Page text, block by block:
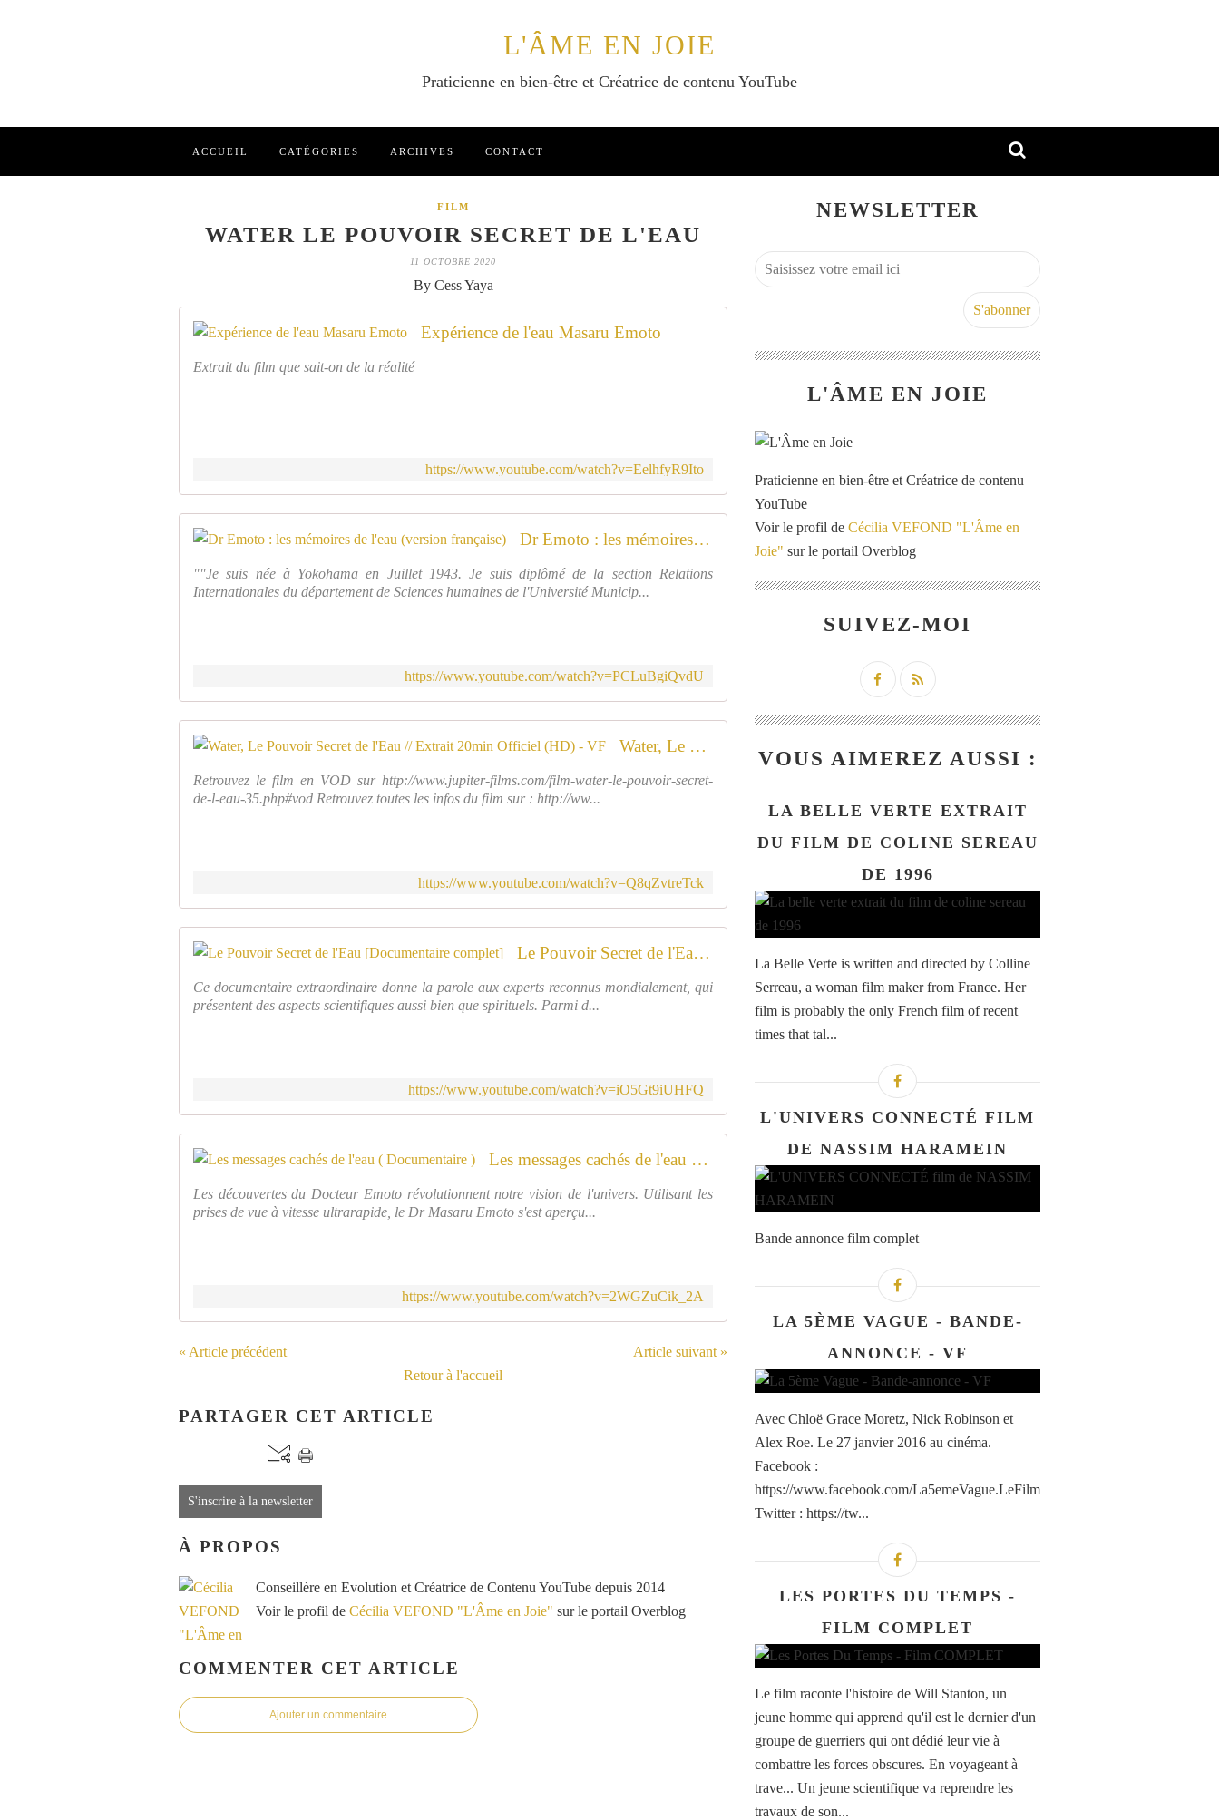
L'ÂME EN JOIE
Praticienne en bien-être et Créatrice de contenu YouTube
ACCUEIL CATÉGORIES ARCHIVES CONTACT
FILM
WATER LE POUVOIR SECRET DE L'EAU
11 OCTOBRE 2020
By Cess Yaya
Expérience de l'eau Masaru Emoto
Extrait du film que sait-on de la réalité
https://www.youtube.com/watch?v=EelhfyR9Ito
Dr Emoto : les mémoires de l'eau (version française)
""Je suis née à Yokohama en Juillet 1943. Je suis diplômé de la section Relations
Internationales du département de Sciences humaines de l'Université Municip...
https://www.youtube.com/watch?v=PCLuBgiQvdU
Water, Le Pouvoir Secret de l'Eau // Extrait 20min Officiel (HD) - VF
Retrouvez le film en VOD sur http://www.jupiter-films.com/film-water-le-pouvoir-secret-
de-l-eau-35.php#vod Retrouvez toutes les infos du film sur : http://ww...
https://www.youtube.com/watch?v=Q8qZvtreTck
Le Pouvoir Secret de l'Eau [Documentaire complet]
Ce documentaire extraordinaire donne la parole aux experts reconnus mondialement, qui
présentent des aspects scientifiques aussi bien que spirituels. Parmi d...
https://www.youtube.com/watch?v=iO5Gt9iUHFQ
Les messages cachés de l'eau ( Documentaire )
Les découvertes du Docteur Emoto révolutionnent notre vision de l'univers. Utilisant les
prises de vue à vitesse ultrarapide, le Dr Masaru Emoto s'est aperçu...
https://www.youtube.com/watch?v=2WGZuCik_2A
« Article précédent
Article suivant »
Retour à l'accueil
PARTAGER CET ARTICLE
S'inscrire à la newsletter
À PROPOS
Conseillère en Evolution et Créatrice de Contenu YouTube depuis 2014
Voir le profil de Cécilia VEFOND "L'Âme en Joie" sur le portail Overblog
COMMENTER CET ARTICLE
Ajouter un commentaire
NEWSLETTER
L'ÂME EN JOIE
Praticienne en bien-être et Créatrice de contenu
YouTube
Voir le profil de Cécilia VEFOND "L'Âme en
Joie" sur le portail Overblog
SUIVEZ-MOI
VOUS AIMEREZ AUSSI :
LA BELLE VERTE EXTRAIT
DU FILM DE COLINE SEREAU
DE 1996
La Belle Verte is written and directed by Colline
Serreau, a woman film maker from France. Her
film is probably the only French film of recent
times that tal...
L'UNIVERS CONNECTÉ FILM
DE NASSIM HARAMEIN
Bande annonce film complet
LA 5ÈME VAGUE - BANDE-
ANNONCE - VF
Avec Chloë Grace Moretz, Nick Robinson et
Alex Roe. Le 27 janvier 2016 au cinéma.
Facebook :
https://www.facebook.com/La5emeVague.LeFilm
Twitter : https://tw...
LES PORTES DU TEMPS -
FILM COMPLET
Le film raconte l'histoire de Will Stanton, un
jeune homme qui apprend qu'il est le dernier d'un
groupe de guerriers qui ont dédié leur vie à
combattre les forces obscures. En voyageant à
trave... Un jeune scientifique va reprendre les
travaux de son...